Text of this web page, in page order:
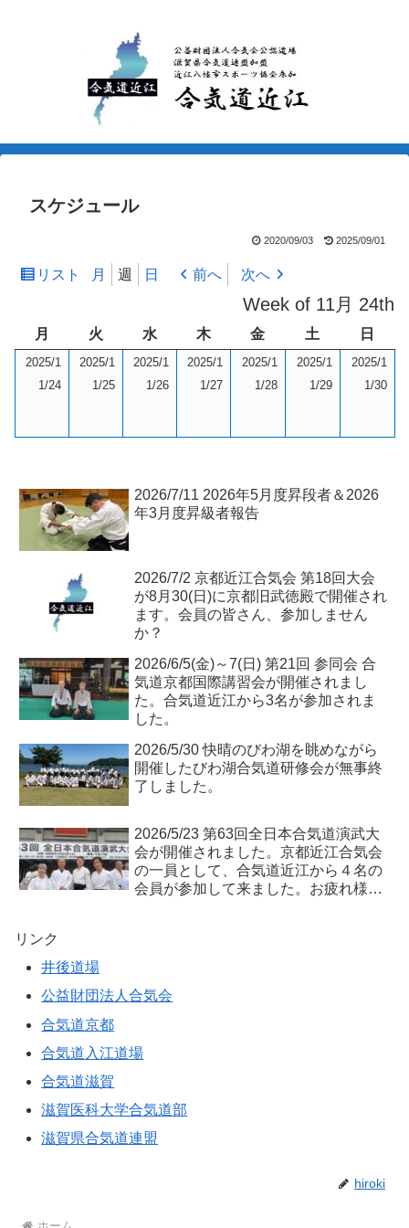
スケジュール
2020/09/03 2025/09/01
リスト
表月 週 日 前へ 次へ
Week of 11月 24th
月
曜
日
火火
曜
日
水水
曜
日
木木
曜
日
金金
曜
日
土
曜
日
日
曜
日
2025/1
1/242025/11/24
2025/1
1/252025/11/25
2025/1
1/262025/11/26
2025/1
1/272025/11/27
2025/1
1/282025/11/28
2025/1
1/292025/11/29
2025/1
1/30
2026/7/11 2026年5月度昇段者＆2026
年3月度昇級者報告
2026/7/2 京都近江合気会 第18回大会
が8月30(日)に京都旧武徳殿で開催され
ます。会員の皆さん、参加しません
か？
2026/6/5(金)～7(日) 第21回 参同会 合
気道京都国際講習会が開催されまし
た。合気道近江から3名が参加されま
した。
2026/5/30 快晴のびわ湖を眺めながら
開催したびわ湖合気道研修会が無事終
了しました。
2026/5/23 第63回全日本合気道演武大
会が開催されました。京都近江合気会
の一員として、合気道近江から４名の
会員が参加して来ました。お疲れ様で
リンク
井後道場
公益財団法人合気会
合気道京都
合気道入江道場
合気道滋賀
滋賀医科大学合気道部
滋賀県合気道連盟
hiroki